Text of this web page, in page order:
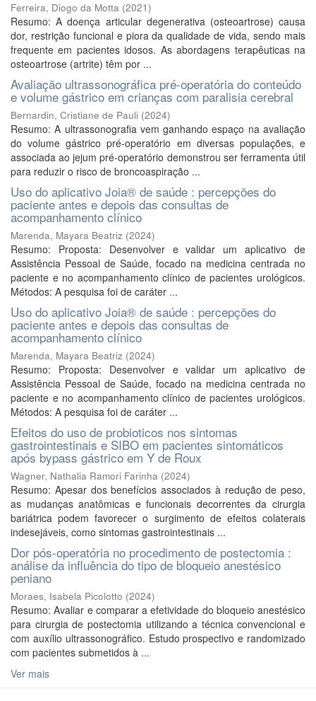
Ferreira, Diogo da Motta (2021)
Resumo: A doença articular degenerativa (osteoartrose) causa
dor, restrição funcional e piora da qualidade de vida, sendo mais
frequente em pacientes idosos. As abordagens terapêuticas na
osteoartrose (artrite) têm por ...
Avaliação ultrassonográfica pré-operatória do conteúdo
e volume gástrico em crianças com paralisia cerebral
Bernardin, Cristiane de Pauli (2024)
Resumo: A ultrassonografia vem ganhando espaço na avaliação
do volume gástrico pré-operatório em diversas populações, e
associada ao jejum pré-operatório demonstrou ser ferramenta útil
para reduzir o risco de broncoaspiração ...
Uso do aplicativo Joia® de saúde : percepções do
paciente antes e depois das consultas de
acompanhamento clínico
Marenda, Mayara Beatriz (2024)
Resumo: Proposta: Desenvolver e validar um aplicativo de
Assistência Pessoal de Saúde, focado na medicina centrada no
paciente e no acompanhamento clínico de pacientes urológicos.
Métodos: A pesquisa foi de caráter ...
Uso do aplicativo Joia® de saúde : percepções do
paciente antes e depois das consultas de
acompanhamento clínico
Marenda, Mayara Beatriz (2024)
Resumo: Proposta: Desenvolver e validar um aplicativo de
Assistência Pessoal de Saúde, focado na medicina centrada no
paciente e no acompanhamento clínico de pacientes urológicos.
Métodos: A pesquisa foi de caráter ...
Efeitos do uso de probioticos nos sintomas
gastrointestinais e SIBO em pacientes sintomáticos
após bypass gástrico em Y de Roux
Wagner, Nathalia Ramori Farinha (2024)
Resumo: Apesar dos benefícios associados à redução de peso,
as mudanças anatômicas e funcionais decorrentes da cirurgia
bariátrica podem favorecer o surgimento de efeitos colaterais
indesejáveis, como sintomas gastrointestinais ...
Dor pós-operatória no procedimento de postectomia :
análise da influência do tipo de bloqueio anestésico
peniano
Moraes, Isabela Picolotto (2024)
Resumo: Avaliar e comparar a efetividade do bloqueio anestésico
para cirurgia de postectomia utilizando a técnica convencional e
com auxílio ultrassonográfico. Estudo prospectivo e randomizado
com pacientes submetidos à ...
Ver mais